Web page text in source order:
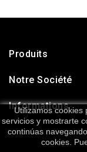
Utilizamos
servicios y mostrarte
continúas
cookies.
Produits
Notre Société
Informations